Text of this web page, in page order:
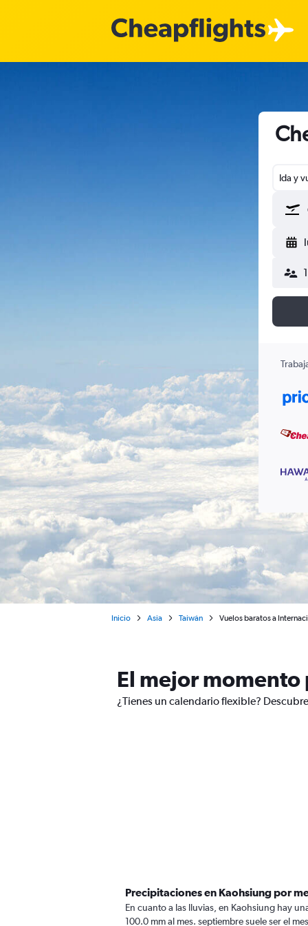
Ida y
Inicio Asia Taiwán Vuelos baratos a
El mejor momento
¿Tienes un calendario flexible?
Precipitaciones en Kaohsiung por
En cuanto a las lluvias, en Kaohsiung hay
100.0 mm al mes. septiembre suele ser el